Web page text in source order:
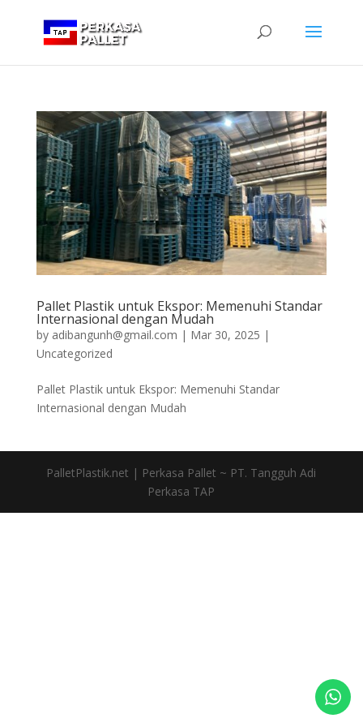
Pallet Plastik untuk Ekspor: Memenuhi Standar
Internasional dengan Mudah
by adibangunh@gmail.com | Mar 30, 2025 |
Uncategorized
Pallet Plastik untuk Ekspor: Memenuhi Standar
Internasional dengan Mudah
PalletPlastik.net | Perkasa Pallet ~ PT. Tangguh Adi
Perkasa TAP